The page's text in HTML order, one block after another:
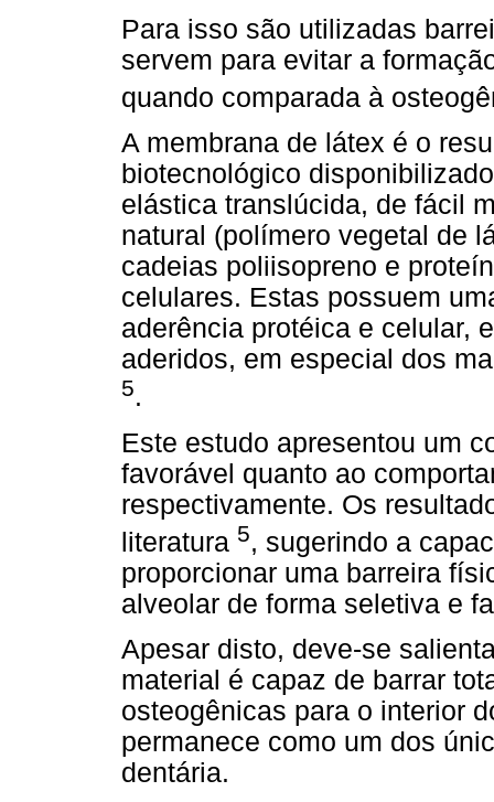
Para isso são utilizadas
servem para evitar a
quando comparada à
A membrana de látex é o
biotecnológico
elástica translúcida, de fácil
natural (polímero vegetal de
cadeias poliisopreno e
celulares. Estas possuem
aderência protéica e celular,
aderidos, em especial dos
5.
Este estudo apresentou um
favorável quanto ao
respectivamente. Os
literatura 5, sugerindo a
proporcionar uma barreira
alveolar de forma seletiva e
Apesar disto, deve-se
material é capaz de barrar
osteogênicas para o interior
permanece como um dos
dentária.